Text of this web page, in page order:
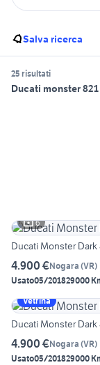
Salva ricerca
25 risultati
Ducati monster
6
Ducati Monster Dark
4.900 €Nogara (VR)
Usato05/201829000
Vetrina
Ducati Monster Dark
4.900 €Nogara (VR)
Usato05/201829000